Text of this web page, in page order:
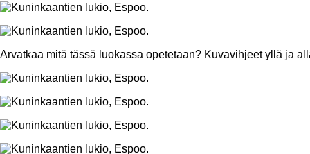
Arvatkaa mitä tässä luokassa opetetaan? Kuvavihjeet yllä ja